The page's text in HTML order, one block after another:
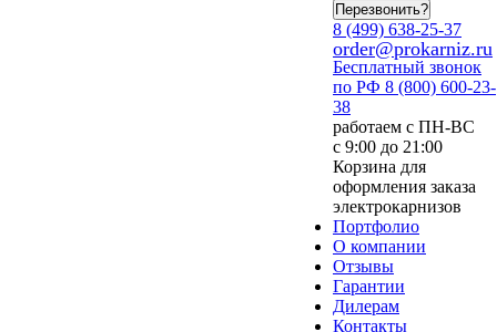
Перезвонить?
8 (499) 638-25-37
order@prokarniz.ru
Бесплатный звонок
по РФ 8 (800) 600-23-
38
работаем с ПН-ВС
с 9:00 до 21:00
Корзина для
оформления заказа
электрокарнизов
Портфолио
О компании
Отзывы
Гарантии
Дилерам
Контакты